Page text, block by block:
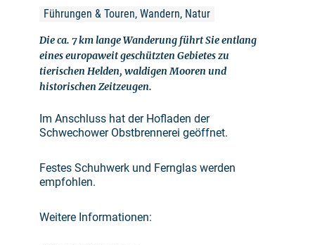
Führungen & Touren, Wandern, Natur
Die ca. 7 km lange Wanderung führt Sie entlang
eines europaweit geschützten Gebietes zu
tierischen Helden, waldigen Mooren und
historischen Zeitzeugen.
Im Anschluss hat der Hofladen der
Schwechower Obstbrennerei geöffnet.
Festes Schuhwerk und Fernglas werden
empfohlen.
Weitere Informationen: